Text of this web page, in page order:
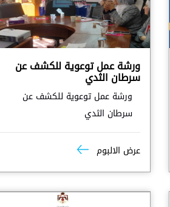
ورشة عمل توعوية للكشف عن
سرطان الثدي
ورشة عمل توعوية للكشف عن
سرطان الثدي
عرض الالبوم